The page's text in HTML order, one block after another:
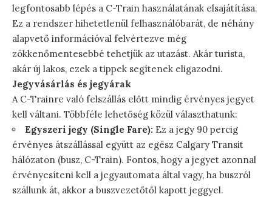
legfontosabb lépés a C-Train használatának elsajátítása.
Ez a rendszer hihetetlenül felhasználóbarát, de néhány
alapvető információval felvértezve még
zökkenőmentesebbé tehetjük az utazást. Akár turista,
akár új lakos, ezek a tippek segítenek eligazodni.
Jegyvásárlás és jegyárak
A C-Trainre való felszállás előtt mindig érvényes jegyet
kell váltani. Többféle lehetőség közül választhatunk:
Egyszeri jegy (Single Fare): Ez a jegy 90 percig
érvényes átszállással együtt az egész Calgary Transit
hálózaton (busz, C-Train). Fontos, hogy a jegyet azonnal
érvényesíteni kell a jegyautomata által vagy, ha buszról
szállunk át, akkor a buszvezetőtől kapott jeggyel.